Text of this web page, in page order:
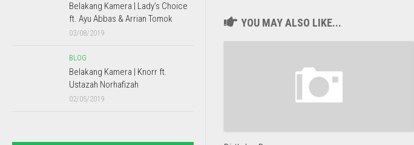
YOU MAY ALSO LIKE...
Belakang Kamera | Lady’s Choice
ft. Ayu Abbas & Arrian Tomok
03/08/2019
BLOG
Belakang Kamera | Knorr ft.
Ustazah Norhafizah
02/05/2019